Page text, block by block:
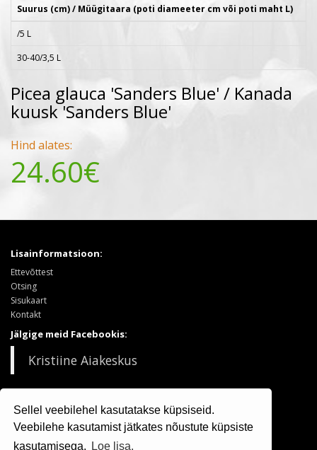
Sellel veebilehel kasutatakse küpsiseid.
Veebilehe kasutamist jätkates nõustute küpsiste
kasutamisega.
Loe lisa.
Suurus (cm) / Müügitaara (poti diameeter cm või poti maht L)
/5 L
30-40/3,5 L
Picea glauca 'Sanders Blue' / Kanada
kuusk 'Sanders Blue'
24.60€
Hind alates:
Lisainformatsioon:
Ettevõttest
Otsing
Sisukaart
Kontakt
Jälgige meid Facebookis:
Kristiine Aiakeskus
Puukool
Sooduspakkumised